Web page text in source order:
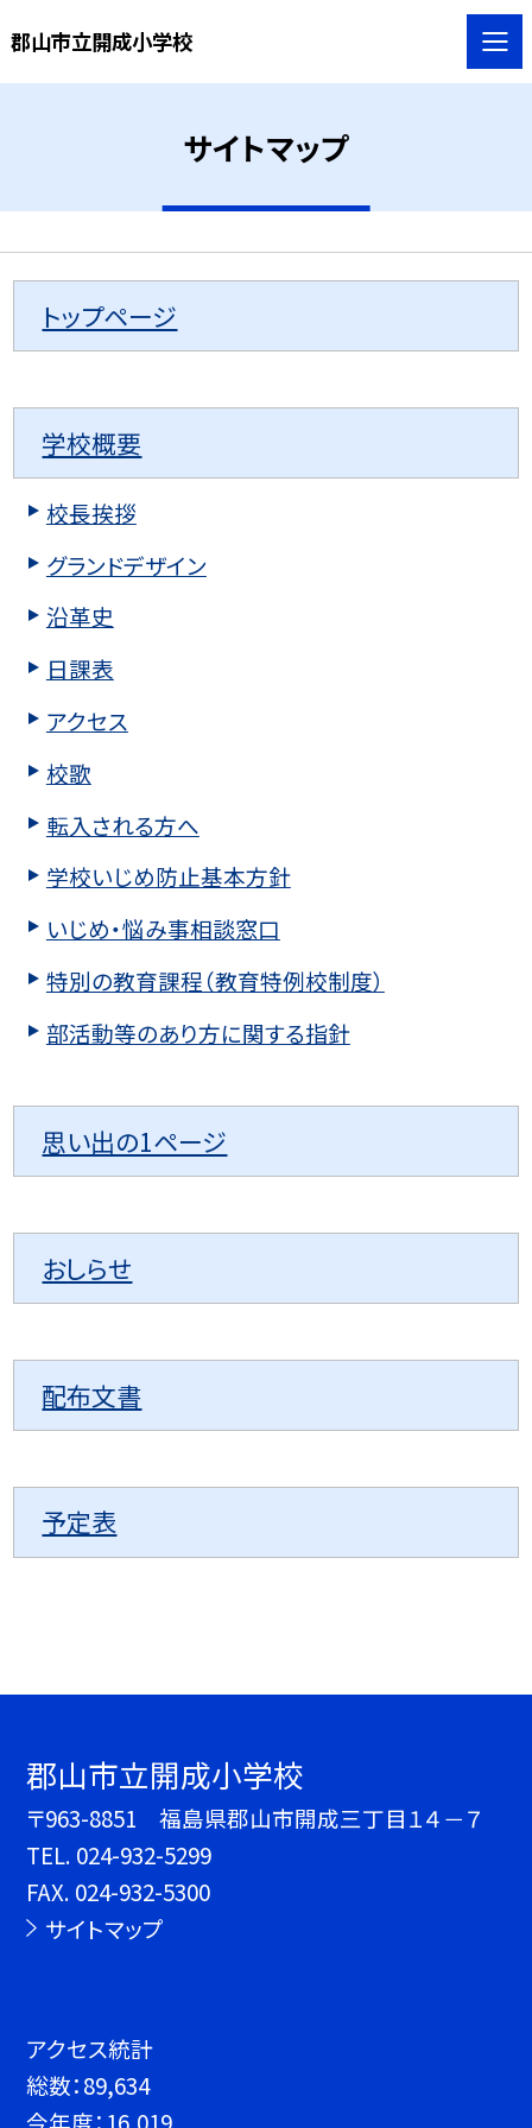
郡山市立開成小学校
サイトマップ
トップページ
学校概要
校長挨拶
グランドデザイン
沿革史
日課表
アクセス
校歌
転入される方へ
学校いじめ防止基本方針
いじめ・悩み事相談窓口
特別の教育課程（教育特例校制度）
部活動等のあり方に関する指針
思い出の1ページ
おしらせ
配布文書
予定表
郡山市立開成小学校
〒963-8851 福島県郡山市開成三丁目１４－７
TEL. 024-932-5299
FAX. 024-932-5300
サイトマップ
アクセス統計
総数：89,634
今年度： 16,019